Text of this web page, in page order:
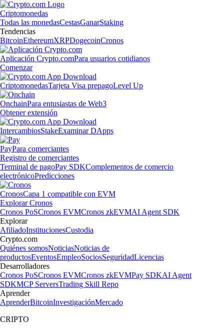
Criptomonedas
Todas las monedasCestasGanarStaking
Tendencias
BitcoinEthereumXRPDogecoinCronos
Aplicación Crypto.comPara usuarios cotidianos
Comenzar
CriptomonedasTarjeta Visa prepagoLevel Up
OnchainPara entusiastas de Web3
Obtener extensión
IntercambiosStakeExaminar DApps
PayPara comerciantes
Registro de comerciantes
Terminal de pagoPay SDKComplementos de comercio
electrónicoPredicciones
CronosCapa 1 compatible con EVM
Explorar Cronos
Cronos PoSCronos EVMCronos zkEVMAI Agent SDK
Explorar
AfiliadoInstitucionesCustodia
Crypto.com
Quiénes somosNoticiasNoticias de
productosEventosEmpleoSociosSeguridadLicencias
Desarrolladores
Cronos PoSCronos EVMCronos zkEVMPay SDKAI Agent
SDKMCP ServersTrading Skill Repo
Aprender
AprenderBitcoinInvestigaciónMercado
CRIPTO